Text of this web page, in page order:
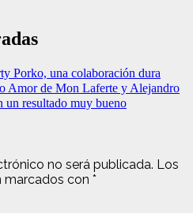
Porko, una colaboración dura
Amor de Mon Laferte y Alejandro
un resultado muy bueno
no será publicada. Los
marcados con *